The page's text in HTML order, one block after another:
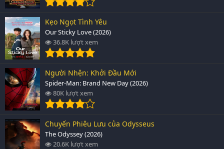
Kẹo Ngọt Tình Yêu
Our Sticky Love (2026)
36.8K lượt xem
Người Nhện: Khởi Đầu Mới
Spider-Man: Brand New Day (2026)
80K lượt xem
Chuyến Phiêu Lưu của Odysseus
The Odyssey (2026)
20.6K lượt xem